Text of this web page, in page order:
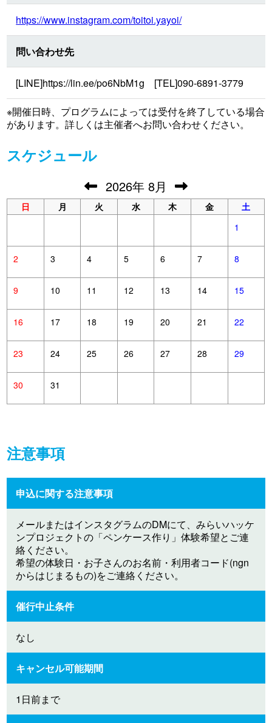
https://www.instagram.com/toitoi.yayoi/
問い合わせ先
[LINE]https://lin.ee/po6NbM1g [TEL]090-6891-3779
※開催日時、プログラムによっては受付を終了している場合
があります。詳しくは主催者へお問い合わせください。
スケジュール
2026年 8月
日 月 火 水 木 金
土
1
2 3 4 5 6 7 8
9 10 11 12 13 14 15
16 17 18 19 20 21 22
23 24 25 26 27 28 29
30 31
注意事項
申込に関する注意事項
メールまたはインスタグラムのDMにて、みらいハッケ
ンプロジェクトの「ペンケース作り」体験希望とご連
絡ください。
希望の体験日・お子さんのお名前・利用者コード(ngn
からはじまるもの)をご連絡ください。
催行中止条件
なし
キャンセル可能期間
1日前まで